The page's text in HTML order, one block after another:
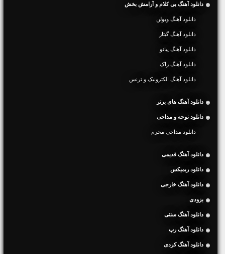
دانلود آهنگ بی کلام و آرامش بخش
دانلود آهنگ ویولن
دانلود آهنگ گیتار
دانلود آهنگ پیانو
دانلود آهنگ راک
دانلود آهنگ الکترونیک و ترنس
دانلود آهنگ های برتر
دانلود نوحه و مداحی
دانلود مداحی محرم
دانلود آهنگ قدیمی
دانلود ریمیکس
دانلود آهنگ خارجی
بزودی
دانلود آهنگ سنتی
دانلود آهنگ رپ
دانلود آهنگ کردی